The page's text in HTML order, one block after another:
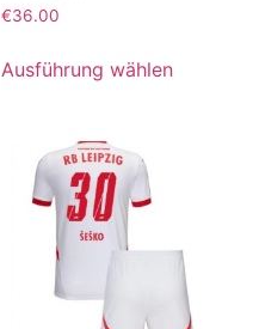
Bewertet
mit
von 5
€36.00
Ausführung wählen